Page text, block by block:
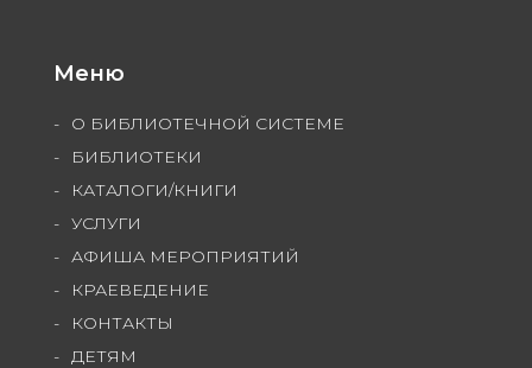
Меню
О БИБЛИОТЕЧНОЙ СИСТЕМЕ
БИБЛИОТЕКИ
КАТАЛОГИ/КНИГИ
УСЛУГИ
АФИША МЕРОПРИЯТИЙ
КРАЕВЕДЕНИЕ
КОНТАКТЫ
ДЕТЯМ